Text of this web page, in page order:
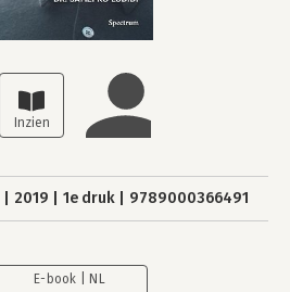
2019 1e druk 9789000366491
E-book | NL